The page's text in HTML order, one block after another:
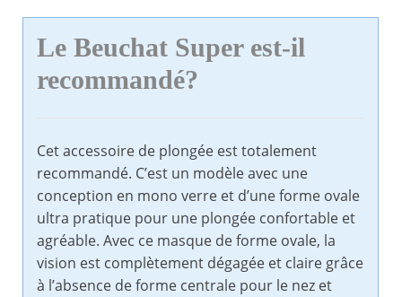
Le Beuchat Super est-il
recommandé?
Cet accessoire de plongée est totalement
recommandé. C’est un modèle avec une
conception en mono verre et d’une forme ovale
ultra pratique pour une plongée confortable et
agréable. Avec ce masque de forme ovale, la
vision est complètement dégagée et claire grâce
à l’absence de forme centrale pour le nez et